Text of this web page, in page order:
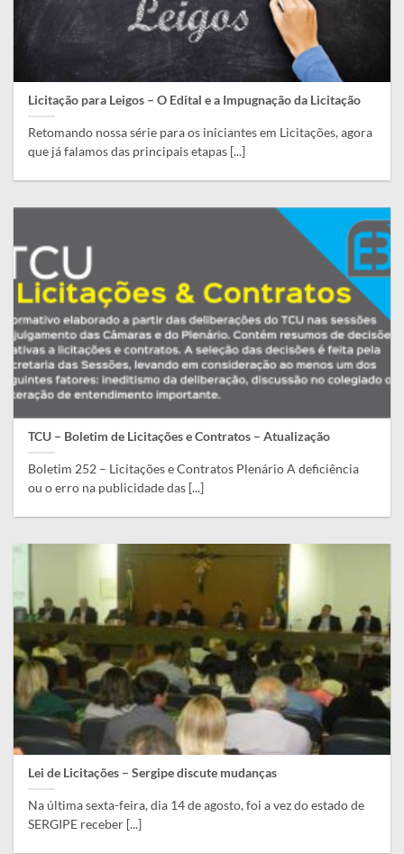
Licitação para Leigos – O Edital e a Impugnação da Licitação
Retomando nossa série para os iniciantes em Licitações, agora
que já falamos das principais etapas [...]
TCU – Boletim de Licitações e Contratos – Atualização
Boletim 252 – Licitações e Contratos Plenário A deficiência
ou o erro na publicidade das [...]
Lei de Licitações – Sergipe discute mudanças
Na última sexta-feira, dia 14 de agosto, foi a vez do estado de
SERGIPE receber [...]